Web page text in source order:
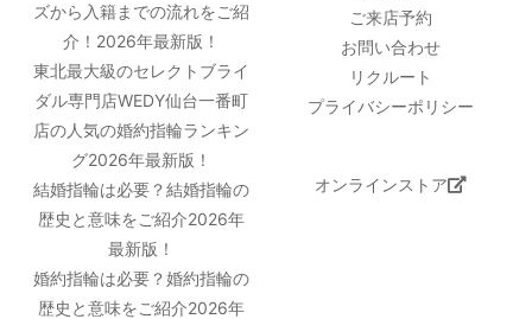
ズから入籍までの流れをご紹
介！2026年最新版！
東北最大級のセレクトブライ
ダル専門店WEDY仙台一番町
店の人気の婚約指輪ランキン
グ2026年最新版！
結婚指輪は必要？結婚指輪の
歴史と意味をご紹介2026年
最新版！
婚約指輪は必要？婚約指輪の
歴史と意味をご紹介2026年
ご来店予約
お問い合わせ
リクルート
プライバシーポリシー
オンラインストア